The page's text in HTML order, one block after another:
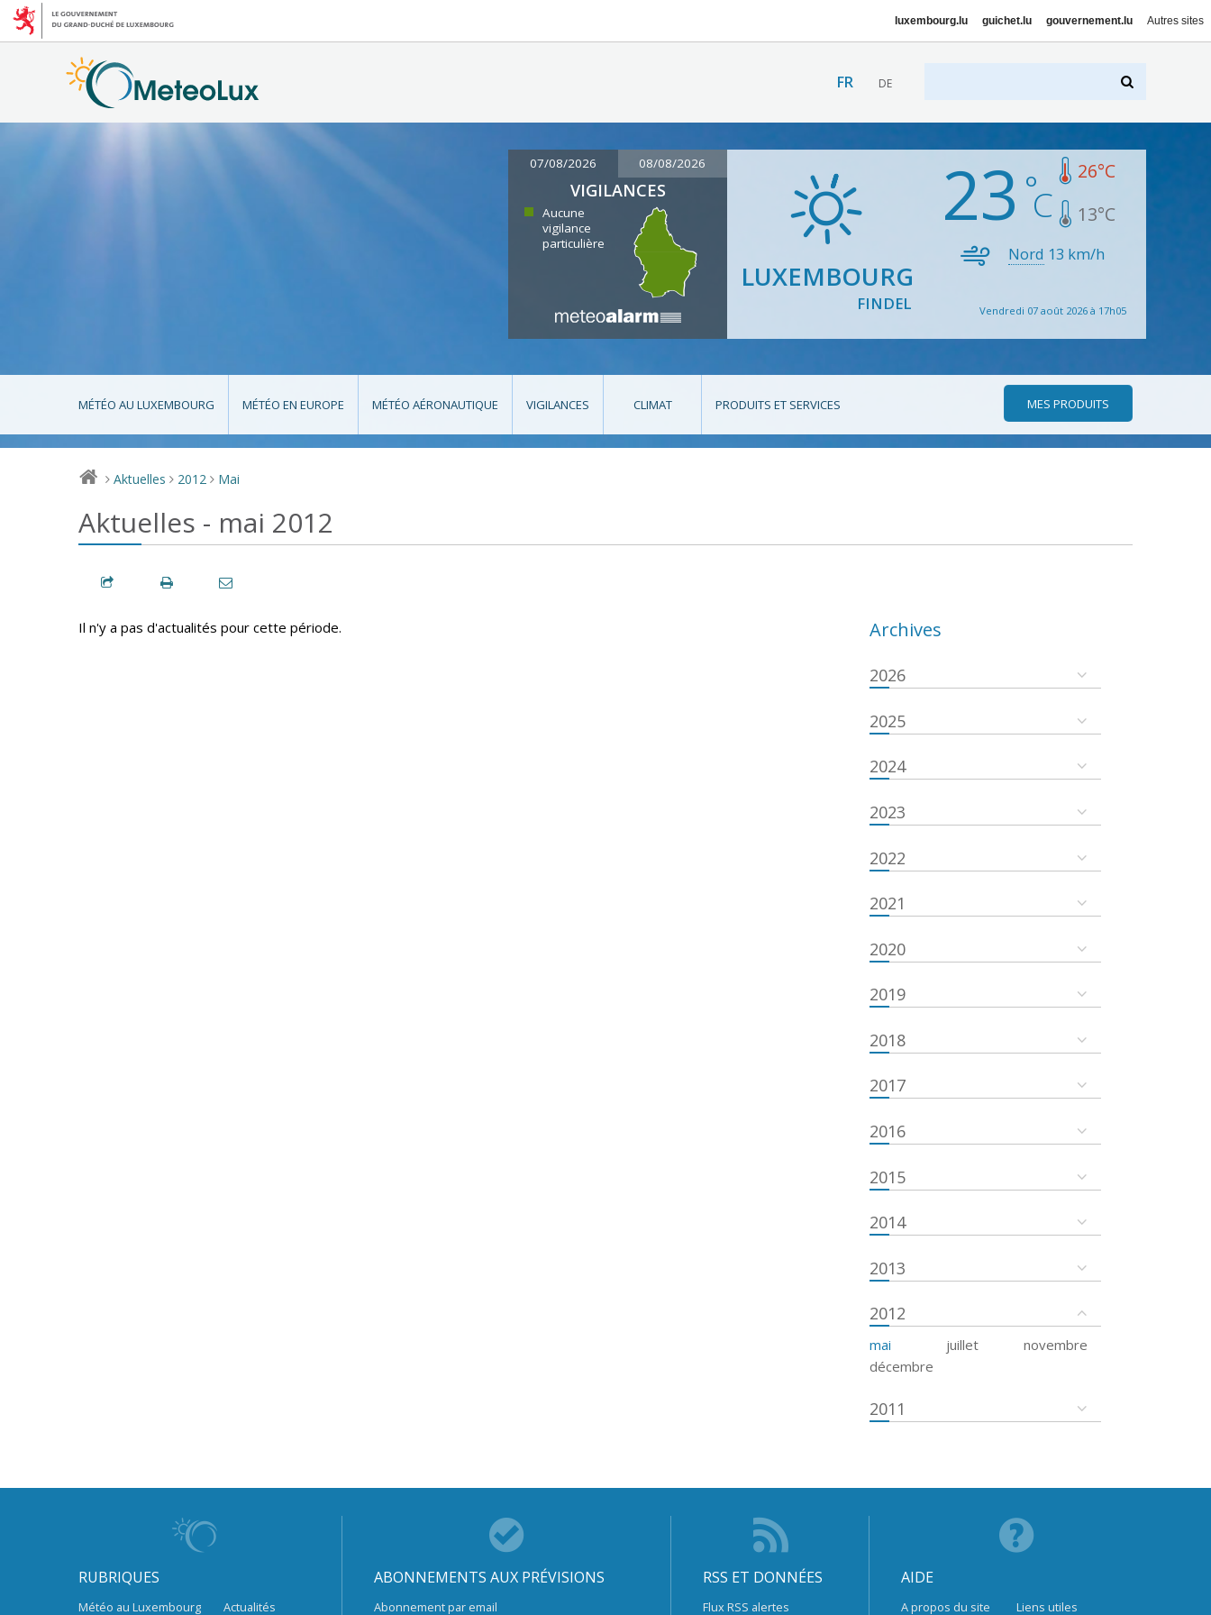
luxembourg.lu guichet.lu gouvernement.lu Autres sites
FR DE
07/08/2026 08/08/2026
VIGILANCES
Aucune
vigilance
particulière
LUXEMBOURG
FINDEL
23 26°C
13°C
Nord 13 km/h
Vendredi 07 août 2026 à 17h05
MÉTÉO AU LUXEMBOURG MÉTÉO EN EUROPE MÉTÉO AÉRONAUTIQUE VIGILANCES CLIMAT PRODUITS ET SERVICES MES PRODUITS
> Aktuelles > 2012 > Mai
Aktuelles - mai 2012
Il n'y a pas d'actualités pour cette période. Archives
2026
2025
2024
2023
2022
2021
2020
2019
2018
2017
2016
2015
2014
2013
2012
mai juillet
novembre
décembre
2011
RUBRIQUES
Météo au Luxembourg Actualités
ABONNEMENTS AUX PRÉVISIONS
Abonnement par email
RSS ET DONNÉES
Flux RSS alertes
AIDE
A propos du site Liens utiles